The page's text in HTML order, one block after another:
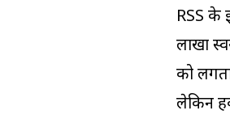
RSS के
लाखों
को
लेकिन